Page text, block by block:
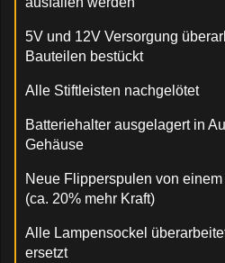
5V und 12V Versorgung
Bauteilen bestückt
Alle Stiftleisten nachgelötet
Batteriehalter ausgelagert in
Gehäuse
Neue Flipperspulen von
(ca. 20% mehr Kraft)
Alle Lampensockel
ersetzt